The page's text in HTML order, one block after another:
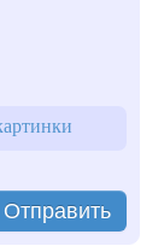
Отправить